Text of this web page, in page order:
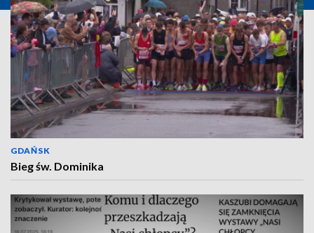
GDAŃSK
Bieg św. Dominika